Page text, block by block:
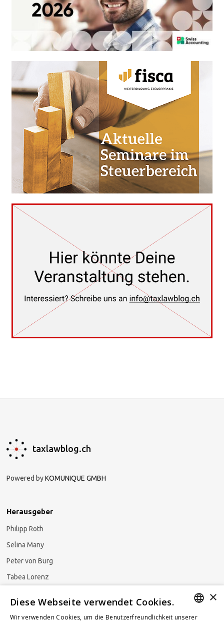
taxlawblog.ch
Powered byKOMUNIQUE GMBH
Herausgeber
Philipp Roth
Selina Many
Peter von Burg
Tabea Lorenz
×
Diese Webseite verwendet Cookies.
Wir verwenden Cookies, um die Benutzerfreundlichkeit unserer